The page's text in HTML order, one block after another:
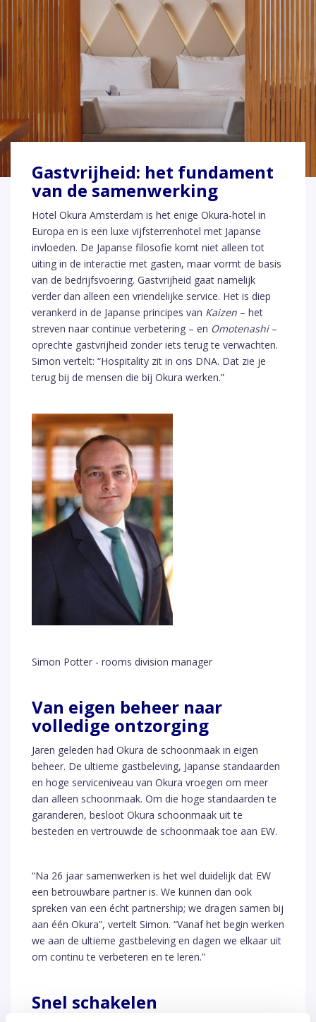
Gastvrijheid: het fundament
van de samenwerking
Hotel Okura Amsterdam is het enige Okura-hotel in
Europa en is een luxe vijfsterrenhotel met Japanse
invloeden. De Japanse filosofie komt niet alleen tot
uiting in de interactie met gasten, maar vormt de basis
van de bedrijfsvoering. Gastvrijheid gaat namelijk
verder dan alleen een vriendelijke service. Het is diep
verankerd in de Japanse principes van Kaizen – het
streven naar continue verbetering – en Omotenashi–
oprechte gastvrijheid zonder iets terug te verwachten.
Simon vertelt: “Hospitality zit in ons DNA. Dat zie je
terug bij de mensen die bij Okura werken.”
Simon Potter - rooms division manager
Van eigen beheer naar
volledige ontzorging
Jaren geleden had Okura de schoonmaak in eigen
beheer. De ultieme gastbeleving, Japanse standaarden
en hoge serviceniveau van Okura vroegen om meer
dan alleen schoonmaak. Om die hoge standaarden te
garanderen, besloot Okura schoonmaak uit te
besteden en vertrouwde de schoonmaak toe aan EW.
“Na 26 jaar samenwerken is het wel duidelijk dat EW
een betrouwbare partner is. We kunnen dan ook
spreken van een écht partnership; we dragen samen bij
aan één Okura”, vertelt Simon. “Vanaf het begin werken
we aan de ultieme gastbeleving en dagen we elkaar uit
om continu te verbeteren en te leren.”
Snel schakelen